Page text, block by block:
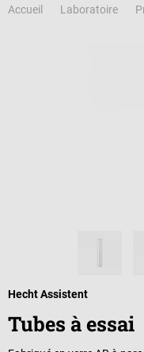
Accueil Laboratoire
Hecht Assistent
Tubes à essai